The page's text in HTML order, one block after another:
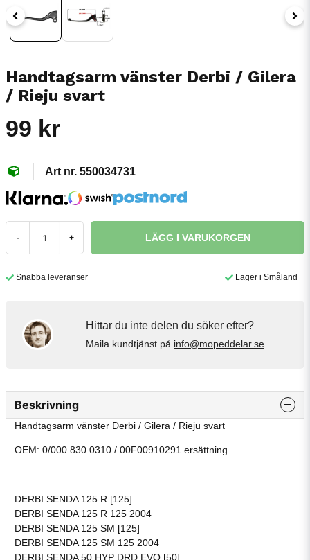
Handtagsarm vänster Derbi / Gilera
/ Rieju svart
99 kr
550034731
- + LÄGG I VARUKORGEN
Snabba leveranser Lager i Småland
Hittar du inte delen du söker efter?
Maila kundtjänst på info@mopeddelar.se
Beskrivning
Handtagsarm vänster Derbi / Gilera / Rieju svart
OEM: 0/000.830.0310 / 00F00910291 ersättning
DERBI SENDA 125 R [125]
DERBI SENDA 125 R 125 2004
DERBI SENDA 125 SM [125]
DERBI SENDA 125 SM 125 2004
DERBI SENDA 50 HYP DRD EVO [50]